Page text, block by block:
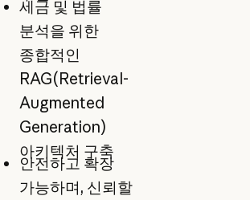
세금 및 법률
분석을 위한
종합적인
RAG(Retrieval-
Augmented
Generation)
아키텍처 구축
안전하고 확장
가능하며, 신뢰할